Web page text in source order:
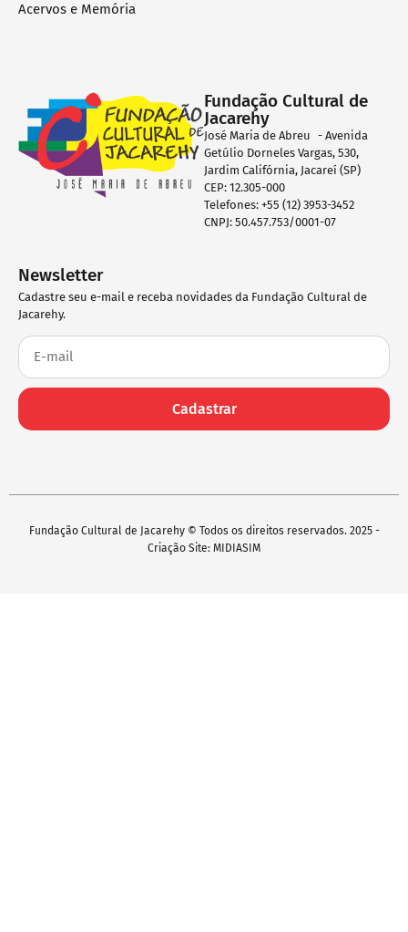
Acervos e Memória
Fundação Cultural de
Jacarehy
José Maria de Abreu - Avenida
Getúlio Dorneles Vargas, 530,
Jardim Califórnia, Jacareí (SP)
CEP: 12.305-000
Telefones: +55 (12) 3953-3452
CNPJ: 50.457.753/0001-07
Newsletter
Cadastre seu e-mail e receba novidades da Fundação Cultural de
Jacarehy.
Cadastrar
Fundação Cultural de Jacarehy © Todos os direitos reservados. 2025 -
Criação Site: MIDIASIM